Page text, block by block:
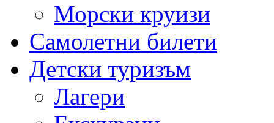
Морски круизи
Самолетни билети
Детски туризъм
Лагери